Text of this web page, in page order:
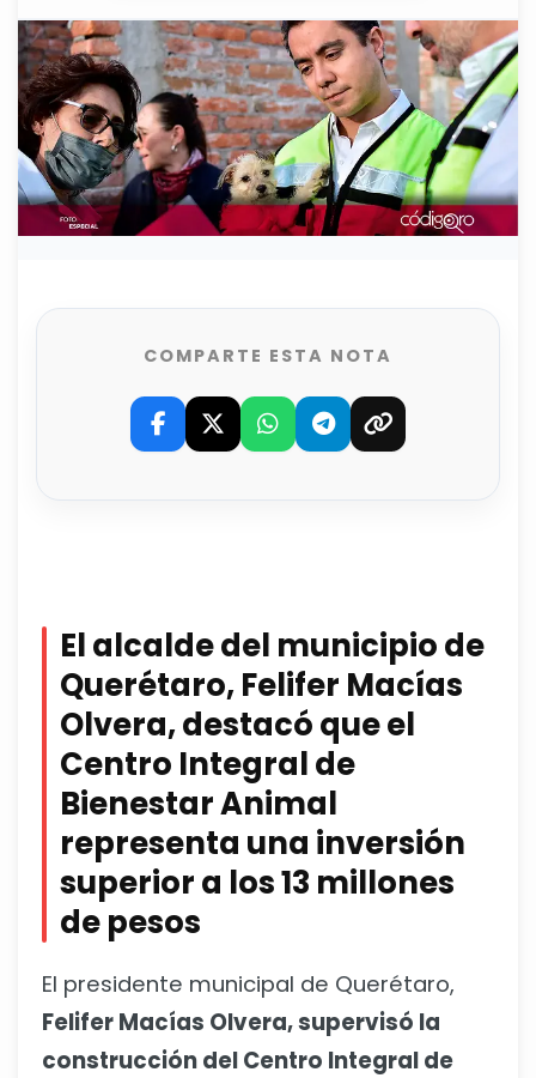
COMPARTE ESTA NOTA
El alcalde del municipio de
Querétaro, Felifer Macías
Olvera, destacó que el
Centro Integral de
Bienestar Animal
representa una inversión
superior a los 13 millones
de pesos
El presidente municipal de Querétaro,
Felifer Macías Olvera, supervisó la
construcción del Centro Integral de